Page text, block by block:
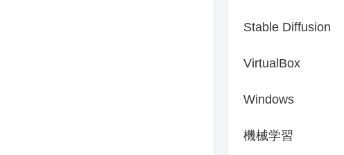
Stable Diffusion
VirtualBox
Windows
機械学習